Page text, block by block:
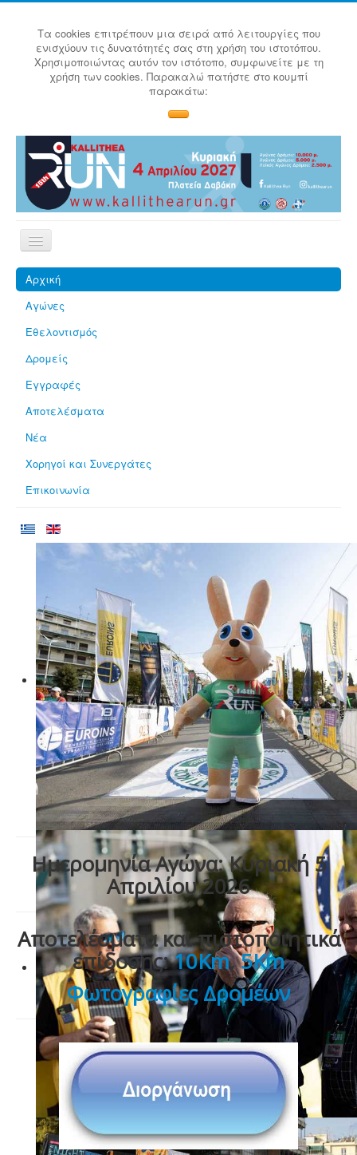
Τα cookies επιτρέπουν μια σειρά από λειτουργίες που
ενισχύουν τις δυνατότητές σας στη χρήση του ιστοτόπου.
Χρησιμοποιώντας αυτόν τον ιστότοπο, συμφωνείτε με τη
χρήση των cookies. Παρακαλώ πατήστε στο κουμπί
παρακάτω:
Αρχική
Αγώνες
Εθελοντισμός
Δρομείς
Εγγραφές
Αποτελέσματα
Νέα
Χορηγοί και Συνεργάτες
Επικοινωνία
Ημερομηνία Αγώνα: Κυριακή 5
Απριλίου 2026
Αποτελέσματα και πιστοποιητικά
επίδοσης:10Km,5Km
Φωτογραφίες Δρομέων